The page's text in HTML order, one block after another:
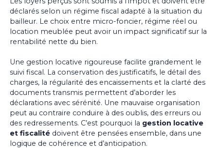
déclarés selon un régime fiscal adapté à la situation du
bailleur. Le choix entre micro-foncier, régime réel ou
location meublée peut avoir un impact significatif sur la
rentabilité nette du bien.
Une gestion locative rigoureuse facilite grandement le
suivi fiscal. La conservation des justificatifs, le détail des
charges, la régularité des encaissements et la clarté des
documents transmis permettent d’aborder les
déclarations avec sérénité. Une mauvaise organisation
peut au contraire conduire à des oublis, des erreurs ou
des redressements. C’est pourquoi la gestion locative
et fiscalité doivent être pensées ensemble, dans une
logique de cohérence et d’anticipation.